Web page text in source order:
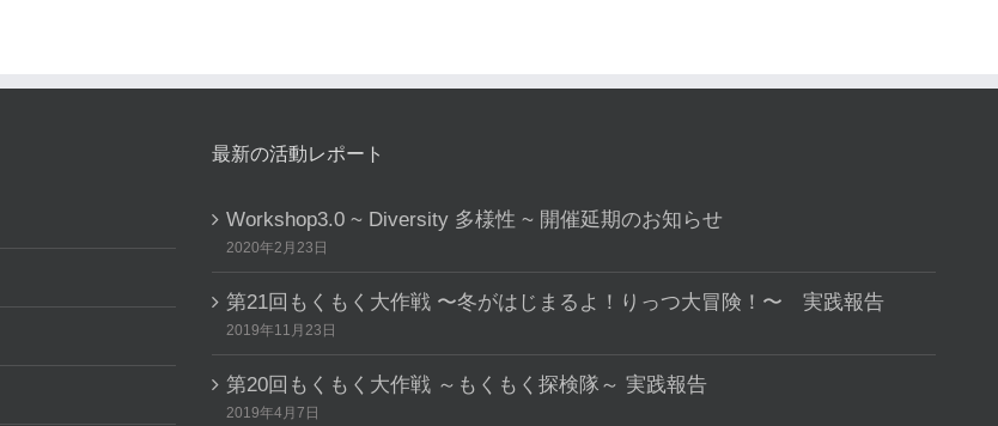
最新の活動レポート
Workshop3.0 ~ Diversity 多様性 ~ 開催延期のお知らせ
2020年2月23日
第21回もくもく大作戦 〜冬がはじまるよ！りっつ大冒険！〜 実践報告
2019年11月23日
第20回もくもく大作戦 ～もくもく探検隊～ 実践報告
2019年4月7日